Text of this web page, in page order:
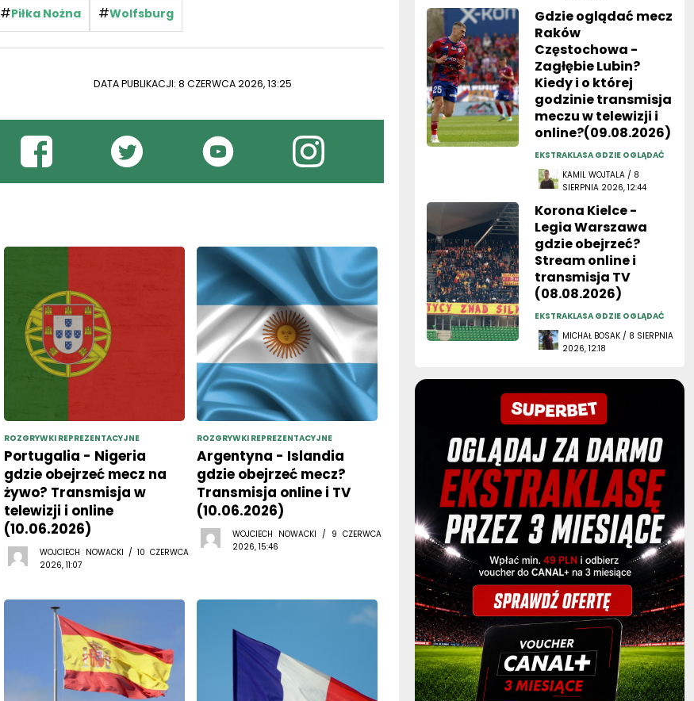
#Piłka Nożna #Wolfsburg
DATA PUBLIKACJI: 8 CZERWCA 2026, 13:25
ROZGRYWKI REPREZENTACYJNE
Portugalia - Nigeria
gdzie obejrzeć mecz na
żywo? Transmisja w
telewizji i online
(10.06.2026)
WOJCIECH NOWACKI / 10 CZERWCA
2026, 11:07
ROZGRYWKI REPREZENTACYJNE
Argentyna - Islandia
gdzie obejrzeć mecz?
Transmisja online i TV
(10.06.2026)
WOJCIECH NOWACKI / 9 CZERWCA
2026, 15:46
Gdzie oglądać mecz
Raków
Częstochowa -
Zagłębie Lubin?
Kiedy i o której
godzinie transmisja
meczu w telewizji i
online?(09.08.2026)
EKSTRAKLASA GDZIE OGLĄDAĆ
KAMIL WOJTALA / 8
SIERPNIA 2026, 12:44
Korona Kielce -
Legia Warszawa
gdzie obejrzeć?
Stream online i
transmisja TV
(08.08.2026)
EKSTRAKLASA GDZIE OGLĄDAĆ
MICHAŁ BOSAK / 8 SIERPNIA
2026, 12:18